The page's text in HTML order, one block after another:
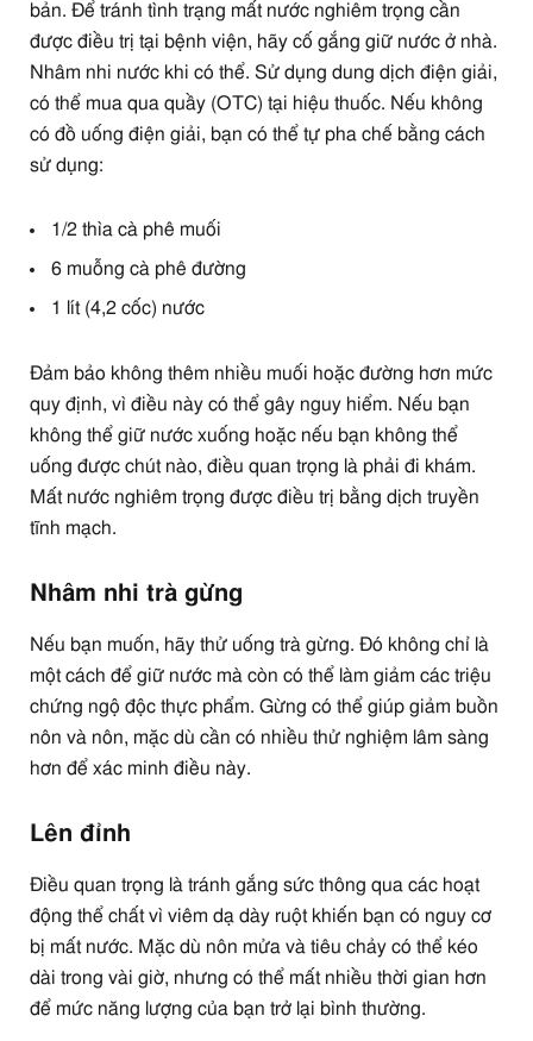
bản. Để tránh tình trạng mất nước nghiêm trọng cần
được điều trị tại bệnh viện, hãy cố gắng giữ nước ở nhà.
Nhâm nhi nước khi có thể. Sử dụng dung dịch điện giải,
có thể mua qua quầy (OTC) tại hiệu thuốc. Nếu không
có đồ uống điện giải, bạn có thể tự pha chế bằng cách
sử dụng:
1/2 thìa cà phê muối
6 muỗng cà phê đường
1 lít (4,2 cốc) nước
Đảm bảo không thêm nhiều muối hoặc đường hơn mức
quy định, vì điều này có thể gây nguy hiểm. Nếu bạn
không thể giữ nước xuống hoặc nếu bạn không thể
uống được chút nào, điều quan trọng là phải đi khám.
Mất nước nghiêm trọng được điều trị bằng dịch truyền
tĩnh mạch.
Nhâm nhi trà gừng
Nếu bạn muốn, hãy thử uống trà gừng. Đó không chỉ là
một cách để giữ nước mà còn có thể làm giảm các triệu
chứng ngộ độc thực phẩm. Gừng có thể giúp giảm buồn
nôn và nôn, mặc dù cần có nhiều thử nghiệm lâm sàng
hơn để xác minh điều này.
Lên đỉnh
Điều quan trọng là tránh gắng sức thông qua các hoạt
động thể chất vì viêm dạ dày ruột khiến bạn có nguy cơ
bị mất nước. Mặc dù nôn mửa và tiêu chảy có thể kéo
dài trong vài giờ, nhưng có thể mất nhiều thời gian hơn
để mức năng lượng của bạn trở lại bình thường.